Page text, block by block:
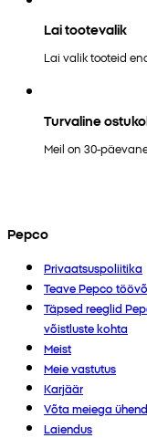
Lai tootevalik
Lai valik tooteid
Turvaline
Meil on 30-
Pepco
Privaatsuspoliitika
Teave Pepco
Täpsed reeglid
võistluste kohta
Meist
Meie vastutus
Karjäär
Võta meiega
Laiendus